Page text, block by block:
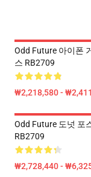
Odd Future 아이폰
스 RB2709
₩2,218,580 -
Odd Future 도넛 포
RB2709
₩2,728,440 -